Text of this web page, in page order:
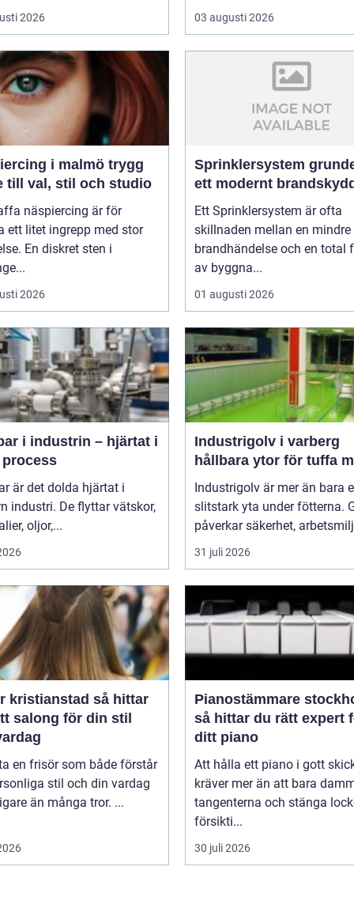
2026 03 augusti 2026
i malmö trygg
till val, stil och studio
näspiercing är för
ett litet ingrepp med stor
En diskret sten i
2026
Sprinklersystem grunden i
ett modernt
Ett Sprinklersystem är ofta
skillnaden mellan en mindre
brandhändelse och en total
av byggna...
01 augusti 2026
i industrin – hjärtat i
är det dolda hjärtat i
industri. De flyttar vätskor,
oljor,...
Industrigolv i varberg
hållbara ytor för tuffa
Industrigolv är mer än bara
slitstark yta under fötterna.
påverkar säkerhet,
31 juli 2026
så hittar
salong för din stil
en frisör som både förstår
stil och din vardag
än många tror. ...
Pianostämmare
så hittar du rätt expert
ditt piano
Att hålla ett piano i gott
kräver mer än att bara
tangenterna och stänga
försikti...
30 juli 2026